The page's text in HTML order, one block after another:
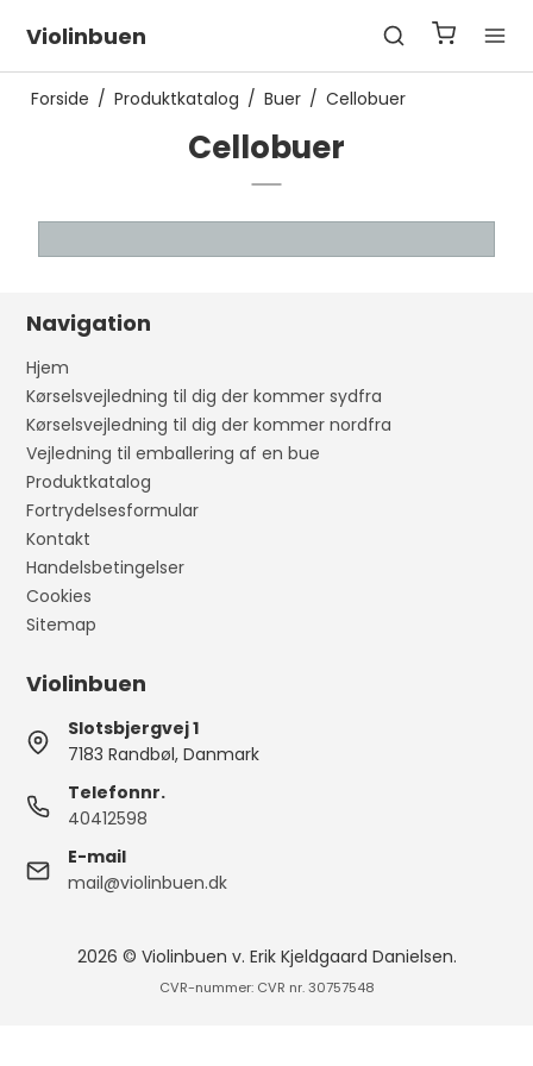
Violinbuen
Forside / Produktkatalog / Buer / Cellobuer
Cellobuer
Navigation
Hjem
Kørselsvejledning til dig der kommer sydfra
Kørselsvejledning til dig der kommer nordfra
Vejledning til emballering af en bue
Produktkatalog
Fortrydelsesformular
Kontakt
Handelsbetingelser
Cookies
Sitemap
Violinbuen
Slotsbjergvej 1
7183 Randbøl, Danmark
Telefonnr.
40412598
E-mail
mail@violinbuen.dk
2026 © Violinbuen v. Erik Kjeldgaard Danielsen.
CVR-nummer: CVR nr. 30757548